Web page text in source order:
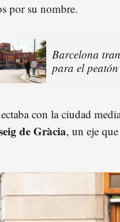
por su nombre.
Barcelona
para el peatón
con la ciudad
de Gràcia, un eje